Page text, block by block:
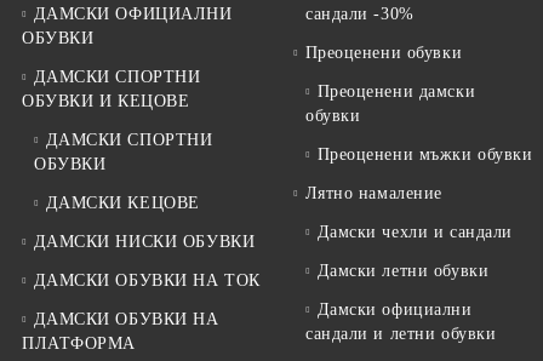
ДАМСКИ ОФИЦИАЛНИ
ОБУВКИ
ДАМСКИ СПОРТНИ
ОБУВКИ И КЕЦОВЕ
ДАМСКИ СПОРТНИ
ОБУВКИ
ДАМСКИ КЕЦОВЕ
ДАМСКИ НИСКИ ОБУВКИ
ДАМСКИ ОБУВКИ НА ТОК
ДАМСКИ ОБУВКИ НА
ПЛАТФОРМА
сандали -30%
Преоценени обувки
Преоценени дамски
обувки
Преоценени мъжки обувки
Лятно намаление
Дамски чехли и сандали
Дамски летни обувки
Дамски официални
сандали и летни обувки